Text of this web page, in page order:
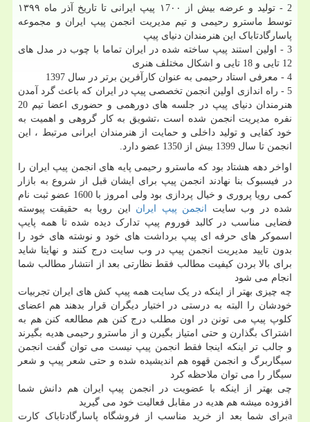
2 - تولید و عرضه بیش از ۱7۰۰ پیپ ایرانی تا تاریخ آذر ماه ۱۳۹۹
توسط ماسترو رحیمی و تیم مدیریت انجمن پیپ ایران و مجموعه
پاسارگادتاباک این هنرمندان دنیای پیپ
3 - اولین استند پیپ ساخته شده در ایران تماما با چوب در مدل های
12 تایی و 18 تايی و اشكال مختلف هنری
4 - معرفی استاد رحیمی به عنوان کارآفرین برتر در سال 1397
5 - راه اندازی اولین انجمن تخصصی پیپ در ایران که باعث گرد آمدن
هنرمندان دنیای پیپ در جلسه های دورهمی و حضوری اعضا تیم 20
نفره مدیریت انجمن شده است ،تشويق به كار گروهی و اهميت به
خود كفايی و توليد داخلی و حمايت از هنرمندان ايرانی مرتبط ، این
انجمن تا سال 1399 بیش از 1350 عضو دارد.
اواخر دهه هشتاد بود که ماسترو رحیمی پایه های انجمن پیپ ایران را
در فیسبوک بنا نهادند انجمن پیپ برای ایشان قبل از شروع به بازار
کمی رویا پروری و خیال پردازی بود ولی امروز با 1600 عضو ثبت نام
شده در وب سایت انجمن پیپ ایران این رویا به حقیقت پیوسته
فضایی مناسب در کالبد فوروم پیپ تدارک دیده شده تا همه پایپ
اسموکر های حرفه ای پیپ برداشت های خود و نوشته های خود را
بدون تایید مدیریت انجمن پیپ در وب سایت درج کنند و نهایتا شاید
برای بالا بردن کیفیت مطالب فقط نظارتی بعد از انتشار مطالب شما
انجام می شود
چه چیزی بهتر از اینکه در یک سایت همه پیپ کش های ایران تجربیات
خودشان را البته به درستی در اختیار دیگران قرار بدهند هم اعضای
کلوپ پیپ می تونن در اون مطلب درج کنن هم مطالعه کنن هم به
اشتراک بگذارن و حتی امتیاز بگیرن و از ماسترو رحیمی هدیه بگیرند
و جالب تر اینکه اینجا فقط انجمن پیپ نیست می توان گفت انجمن
سیگاربرگ و انجمن قهوه هم اندیشیده شده و حتی شعر پیپ و شعر
سیگار را می توان ملاحظه کرد
چی بهتر از اینکه با عضویت در انجمن پیپ ایران هم دانش شما
افزوده میشه هم هدیه در مقابل فعالیت خود می گیرید
aبرای شما بعد از خرید مناسب از فروشگاه پاسارگادتاباک کارت